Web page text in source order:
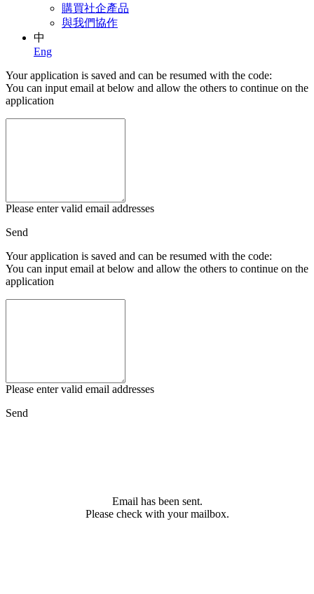
購買社企產品
與我們協作
中
Eng
Your application is saved and can be resumed with the code:
You can input email at below and allow the others to continue on the
application
Please enter valid email addresses
Send
Your application is saved and can be resumed with the code:
You can input email at below and allow the others to continue on the
application
Please enter valid email addresses
Send
Email has been sent.
Please check with your mailbox.